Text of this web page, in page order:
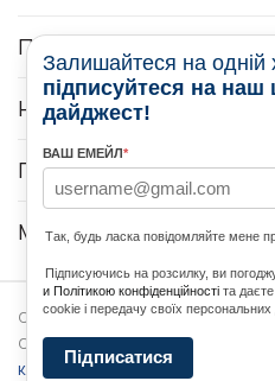
ПРО НАС
НОВИНИ
ПРОГРАМИ
МЕДІА КОНТАКТИ
Copyright © 2026 Ukrainian World
Congress. Powered byDForce
конфеденційності
Залишайтеся на одній
підписуйтеся на
дайджест!
ВАШ ЕМЕЙЛ*
Так, будь ласка повідомляйте мене
Підписуючись на розсилку, ви
и Політикою конфіденційності та
cookie і передачу своїх
Підписатися